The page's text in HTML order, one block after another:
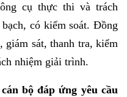
cụ thực thi và trách
có kiểm soát. Đồng
sát, thanh tra, kiểm
nhiệm giải trình.
bộ đáp ứng yêu cầu